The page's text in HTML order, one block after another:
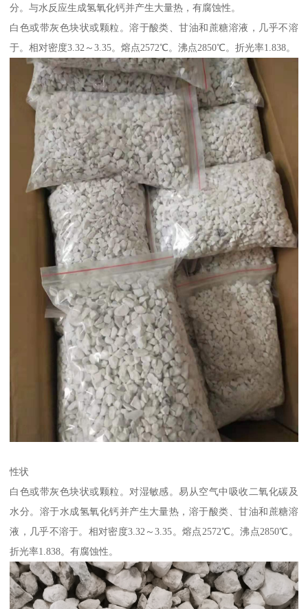
分。与水反应生成氢氧化钙并产生大量热，有腐蚀性。
白色或带灰色块状或颗粒。溶于酸类、甘油和蔗糖溶液，几乎不溶
于。相对密度3.32～3.35。熔点2572℃。沸点2850℃。折光率1.838。
性状
白色或带灰色块状或颗粒。对湿敏感。易从空气中吸收二氧化碳及
水分。溶于水成氢氧化钙并产生大量热，溶于酸类、甘油和蔗糖溶
液，几乎不溶于。相对密度3.32～3.35。熔点2572℃。沸点2850℃。
折光率1.838。有腐蚀性。